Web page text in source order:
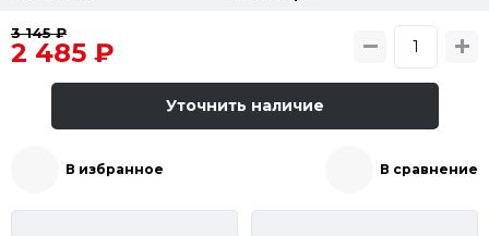
3 145 ₽
2 485 ₽
Уточнить наличие
В избранное В сравнение